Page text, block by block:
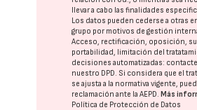
llevar a cabo las finalidades
Los datos pueden cederse a otras
grupo por motivos de gestión
Acceso, rectificación, oposición,
portabilidad, limitación del
decisiones automatizadas:
nuestro DPD . Si considera que el
se ajusta a la normativa vigente,
reclamación ante laAEPD .Más
Política de Protección de Datos